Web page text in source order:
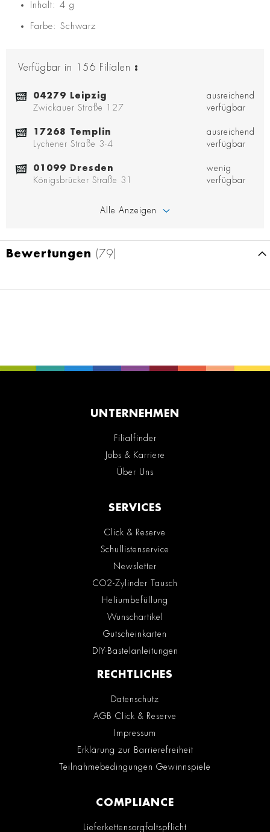
Inhalt: 4 g
Farbe: Schwarz
Verfügbar in 156 Filialen :
04279 Leipzig
Zwickauer Straße 127
ausreichend
verfügbar
17268 Templin
Lychener Straße 3-4
ausreichend
verfügbar
01099 Dresden
Königsbrücker Straße 31
wenig
verfügbar
Alle Anzeigen
Bewertungen 79
UNTERNEHMEN
Filialfinder
Jobs & Karriere
Über Uns
SERVICES
Click & Reserve
Schullistenservice
Newsletter
CO2-Zylinder Tausch
Heliumbefüllung
Wunschartikel
Gutscheinkarten
DIY-Bastelanleitungen
RECHTLICHES
Datenschutz
AGB Click & Reserve
Impressum
Erklärung zur Barrierefreiheit
Teilnahmebedingungen Gewinnspiele
COMPLIANCE
Lieferkettensorgfaltspflicht